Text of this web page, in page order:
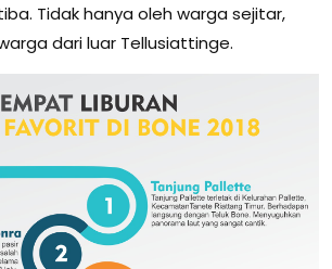
Tidak hanya oleh warga sejitar,
dari luar Tellusiattinge.